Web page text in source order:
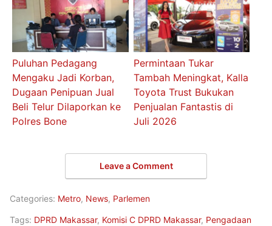
Puluhan Pedagang
Mengaku Jadi Korban,
Dugaan Penipuan Jual
Beli Telur Dilaporkan ke
Polres Bone
Permintaan Tukar
Tambah Meningkat, Kalla
Toyota Trust Bukukan
Penjualan Fantastis di
Juli 2026
Leave a Comment
Categories: Metro, News, Parlemen
Tags: DPRD Makassar, Komisi C DPRD Makassar, Pengadaan